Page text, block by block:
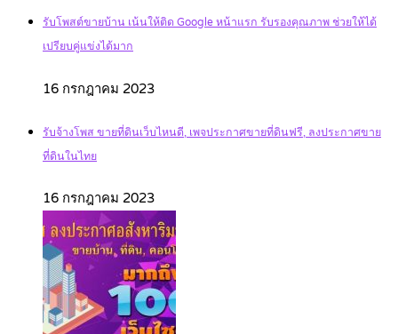
รับโพสต์ขายบ้าน เน้นให้ติด Google หน้าแรก รับรองคุณภาพ ช่วยให้ได้
เปรียบคู่แข่งได้มาก
16 กรกฎาคม 2023
รับจ้างโพส ขายที่ดินเว็บไหนดี, เพจประกาศขายที่ดินฟรี, ลงประกาศขาย
ที่ดินในไทย
16 กรกฎาคม 2023